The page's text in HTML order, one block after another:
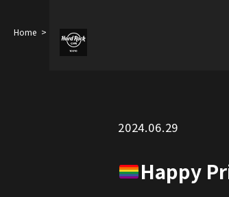
Home Happy Pride Month in June
2024.06.29
Happy